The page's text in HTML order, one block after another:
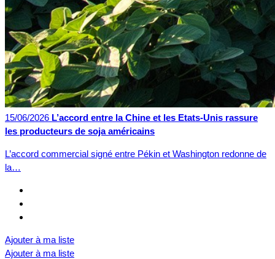
15/06/2026 L’accord entre la Chine et les Etats-Unis rassure
les producteurs de soja américains
L’accord commercial signé entre Pékin et Washington redonne de
la…
Ajouter à ma liste
Ajouter à ma liste